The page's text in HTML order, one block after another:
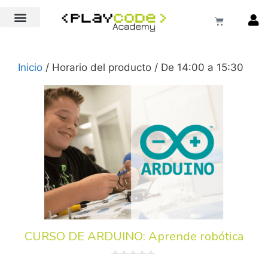
Inicio / Horario del producto / De 14:00 a 15:30
CURSO DE ARDUINO: Aprende robótica